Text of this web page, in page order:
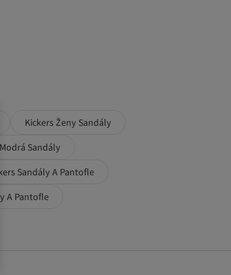
Kickers Ženy Sandály
Modrá Sandály
Sandály A Pantofle
A Pantofle